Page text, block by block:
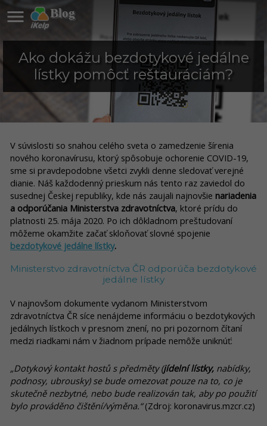
Blog

Ako dokážu bezdotykové jedálne
lístky pomôcť reštauráciám?
V súvislosti so snahou celého sveta o zamedzenie šírenia
nového koronavírusu, ktorý spôsobuje ochorenie COVID-19,
sme si pravdepodobne všetci zvykli denne sledovať verejné
dianie. Náš každodenný prieskum nás tento raz zaviedol do
susednej Českej republiky, kde nás zaujali najnovšie nariadenia
a odporúčania Ministerstva zdravotníctva, ktoré prídu do
platnosti 25. mája 2020. Po ich dôkladnom preštudovaní
môžeme okamžite začať skloňovať slovné spojenie
bezdotykové jedálne lístky.
Ministerstvo zdravotníctva ČR odporúča bezdotykové
jedálne lístky
V najnovšom dokumente vydanom Ministerstvom
zdravotníctva ČR síce nenájdeme informáciu o bezdotykových
jedálnych lístkoch v presnom znení, no pri pozornom čítaní
medzi riadkami nám v žiadnom prípade nemôže uniknúť:
„Dotykový kontakt hostů s předměty (jídelní lístky, nabídky,
podnosy, ubrousky) se bude omezovat pouze na to, co je
skutečně nezbytné, nebo bude realizován tak, aby po použití
bylo prováděno čištění/výměna.“(Zdroj: koronavirus.mzcr.cz)